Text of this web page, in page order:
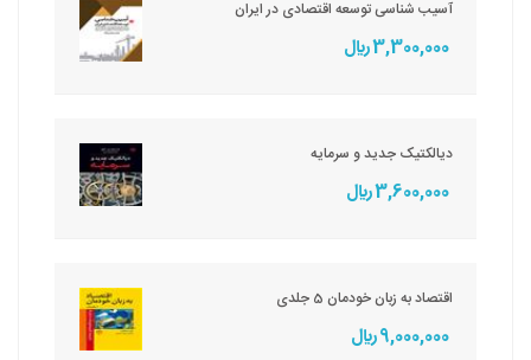
آسیب شناسی توسعه اقتصادی در ایران
3,300,000 ريال
دیالکتیک جدید و سرمایه
3,600,000 ريال
اقتصاد به زبان خودمان 5 جلدی
9,000,000 ريال